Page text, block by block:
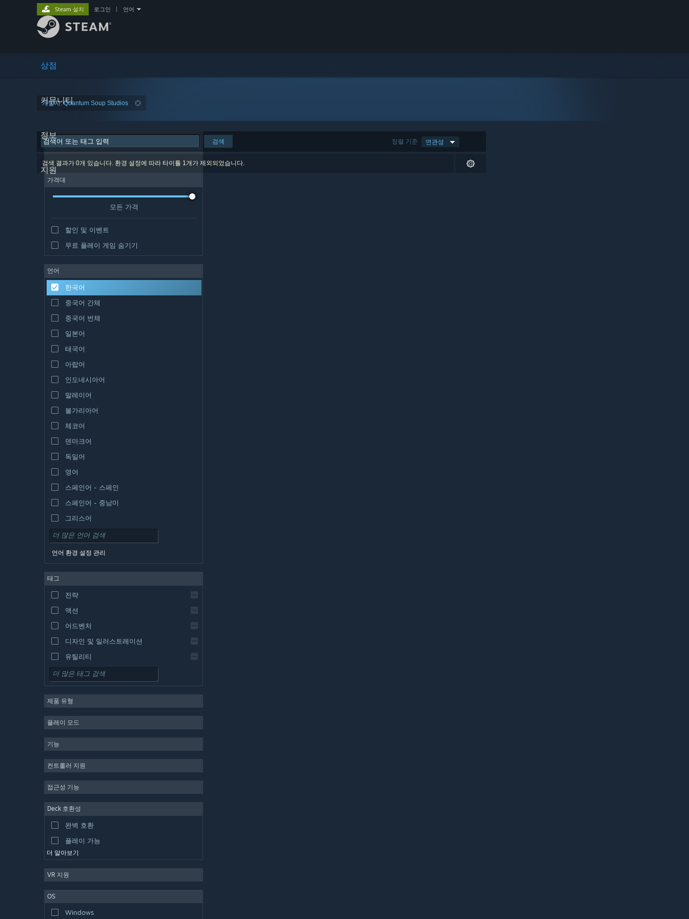
상점
커뮤니티
정보
지원
Steam 설치 로그인 언어
개발자: Quantum Soup Studios
정렬 기준 연관성
검색
검색 결과가 0개 있습니다. 환경 설정에 따라 타이틀 1개가 제외되었습니다.
가격대
모든 가격
할인 및 이벤트
무료 플레이 게임 숨기기
언어
한국어
중국어 간체
중국어 번체
일본어
태국어
아랍어
인도네시아어
말레이어
불가리아어
체코어
덴마크어
독일어
영어
스페인어 - 스페인
스페인어 - 중남미
그리스어
언어 환경 설정 관리
태그
전략
액션
어드벤처
디자인 및 일러스트레이션
유틸리티
무료 플레이
MMO
시뮬레이션
동영상 제작
사진 편집
제품 유형
플레이 모드
기능
컨트롤러 지원
접근성 기능
Deck 호환성
완벽 호환
플레이 가능
더 알아보기
VR 지원
OS
Windows